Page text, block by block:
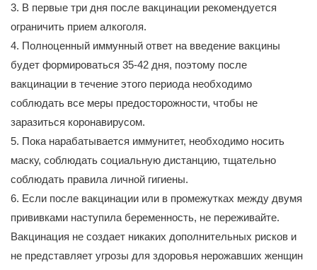
3. В первые три дня после вакцинации рекомендуется
ограничить прием алкоголя.
4. Полноценный иммунный ответ на введение вакцины
будет формироваться 35-42 дня, поэтому после
вакцинации в течение этого периода необходимо
соблюдать все меры предосторожности, чтобы не
заразиться коронавирусом.
5. Пока нарабатывается иммунитет, необходимо носить
маску, соблюдать социальную дистанцию, тщательно
соблюдать правила личной гигиены.
6. Если после вакцинации или в промежутках между двумя
прививками наступила беременность, не переживайте.
Вакцинация не создает никаких дополнительных рисков и
не представляет угрозы для здоровья нерожавших женщин